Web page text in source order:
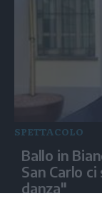
SPETTACOLO
Ballo in
San Carlo
danza"